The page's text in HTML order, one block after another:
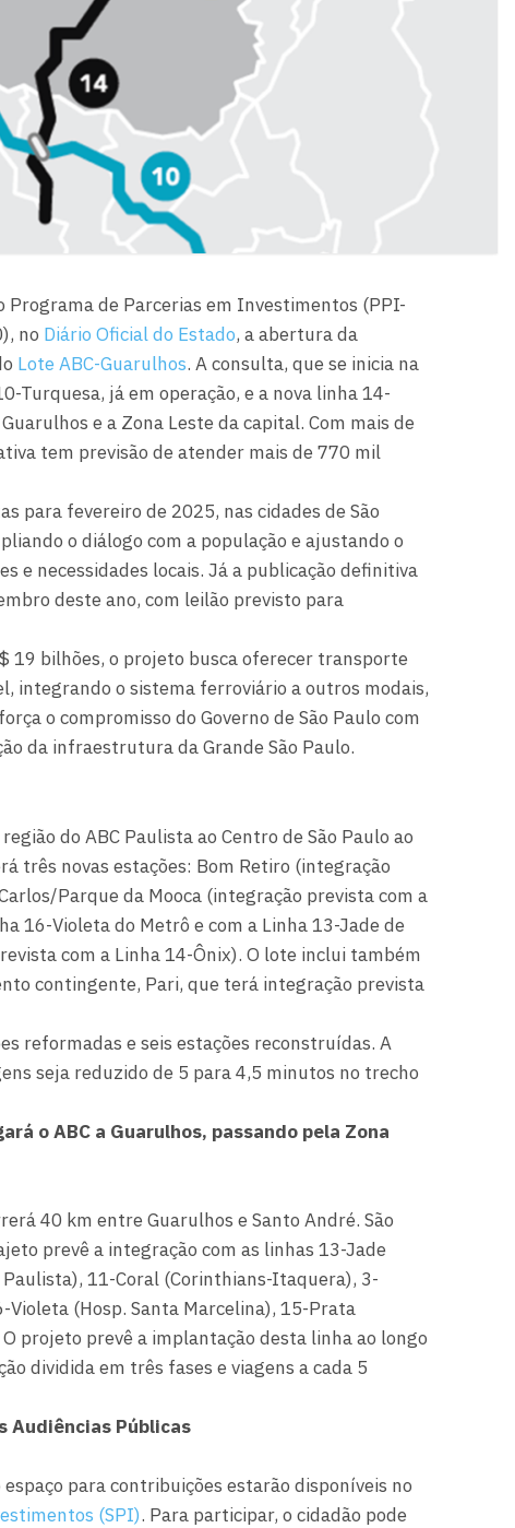
Programa de Parcerias em Investimentos (PPI-
no Diário Oficial do Estado, a abertura da
Lote ABC-Guarulhos. A consulta, que se inicia na
Turquesa, já em operação, e a nova linha 14-
e a Zona Leste da capital. Com mais de
tem previsão de atender mais de 770 mil
para fevereiro de 2025, nas cidades de São
o diálogo com a população e ajustando o
e necessidades locais. Já a publicação definitiva
deste ano, com leilão previsto para
19 bilhões, o projeto busca oferecer transporte
integrando o sistema ferroviário a outros modais,
o compromisso do Governo de São Paulo com
da infraestrutura da Grande São Paulo.
do ABC Paulista ao Centro de São Paulo ao
três novas estações: Bom Retiro (integração
Parque da Mooca (integração prevista com a
16-Violeta do Metrô e com a Linha 13-Jade de
com a Linha 14-Ônix). O lote inclui também
contingente, Pari, que terá integração prevista
reformadas e seis estações reconstruídas. A
seja reduzido de 5 para 4,5 minutos no trecho
o ABC a Guarulhos, passando pela Zona
40 km entre Guarulhos e Santo André. São
prevê a integração com as linhas 13-Jade
11-Coral (Corinthians-Itaquera), 3-
(Hosp. Santa Marcelina), 15-Prata
projeto prevê a implantação desta linha ao longo
dividida em três fases e viagens a cada 5
Audiências Públicas
para contribuições estarão disponíveis no
(SPI). Para participar, o cidadão pode